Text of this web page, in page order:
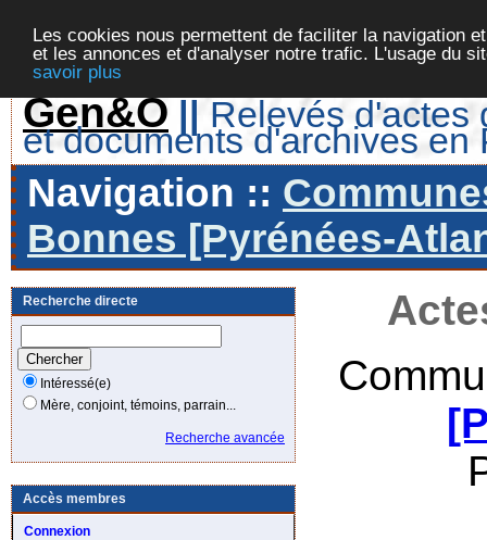
Les cookies nous permettent de faciliter la navigation
et les annonces et d'analyser notre trafic. L'usage du
savoir plus
Gen&O || Relevés d'actes
et documents d'archives en
Navigation ::
Bonnes [Pyrénées-
Recherche directe
Intéressé(e)
Mère, conjoint, témoins, parrain...
Recherche avancée
Accès membres
Connexion